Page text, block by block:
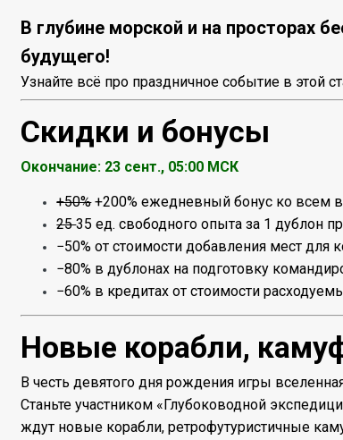
В глубине морской и на просторах
будущего!
Узнайте всё про праздничное событие в этой
Скидки и бонусы
Окончание: 23 сент., 05:00 МСК
+50%+200% ежедневный бонус ко всем
2535 ед. свободного опыта за 1 дублон
−50% от стоимости добавления мест для
−80% в дублонах на подготовку
−60% в кредитах от стоимости
Новые корабли,
В честь девятого дня рождения игры
Станьте участником «Глубоководной
ждут новые корабли, ретрофутуристичные